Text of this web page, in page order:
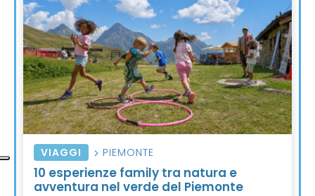
VIAGGI PIEMONTE
10 esperienze family tra natura e
avventura nel verde del Piemonte